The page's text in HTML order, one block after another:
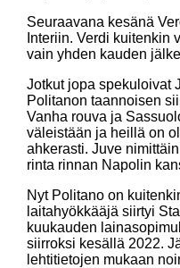
Seuraavana kesänä
Interiin. Verdi kuitenkin
vain yhden kauden
Jotkut jopa spekuloivat
Politanon taannoisen
Vanha rouva ja
väleistään ja heillä on
ahkerasti. Juve
rinta rinnan Napolin
Nyt Politano on
laitahyökkääjä siirtyi
kuukauden
siirroksi kesällä 2022.
lehtitietojen mukaan